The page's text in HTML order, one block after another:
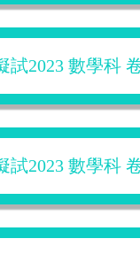
試2023 數學科
試2023 數學科